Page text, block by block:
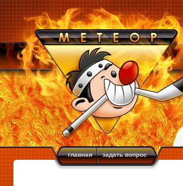
главная задать вопрос